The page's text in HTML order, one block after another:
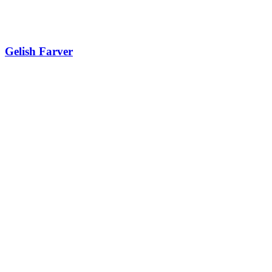
Gelish Farver